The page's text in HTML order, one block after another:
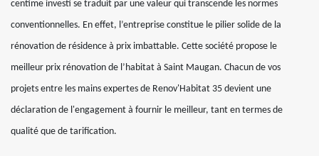
centime investi se traduit par une valeur qui transcende les normes
conventionnelles. En effet, l’entreprise constitue le pilier solide de la
rénovation de résidence à prix imbattable. Cette société propose le
meilleur prix rénovation de l’habitat à Saint Maugan. Chacun de vos
projets entre les mains expertes de Renov'Habitat 35 devient une
déclaration de l'engagement à fournir le meilleur, tant en termes de
qualité que de tarification.